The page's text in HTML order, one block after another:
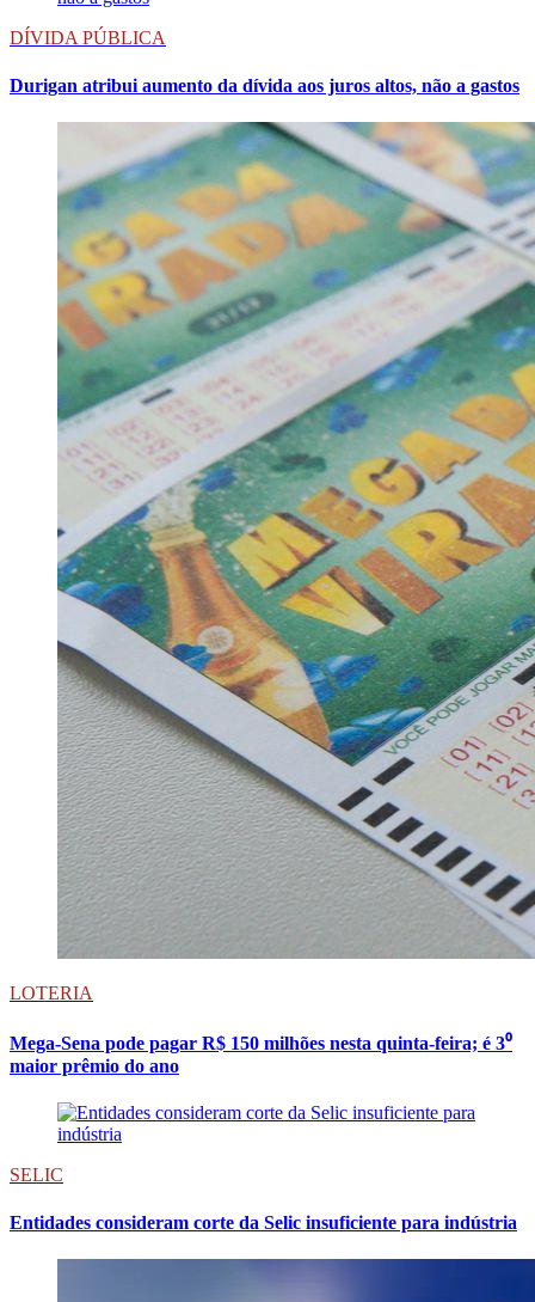
DÍVIDA PÚBLICA
Durigan atribui aumento da dívida aos juros altos, não a gastos
LOTERIA
Mega-Sena pode pagar R$ 150 milhões nesta quinta-feira; é 3⁰
maior prêmio do ano
SELIC
Entidades consideram corte da Selic insuficiente para indústria